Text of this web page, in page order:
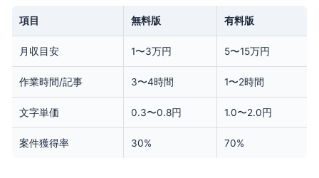
項目 無料版 有料版
月収目安 1〜3万円 5〜15万円
作業時間/記事 3〜4時間 1〜2時間
文字単価 0.3〜0.8円 1.0〜2.0円
案件獲得率 30% 70%